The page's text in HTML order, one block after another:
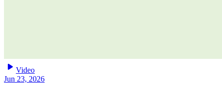
play_arrow Video
Jun 23, 2026